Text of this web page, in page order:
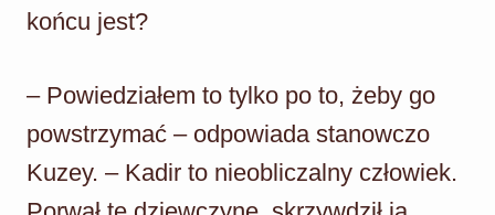
końcu jest?
– Powiedziałem to tylko po to, żeby go
powstrzymać – odpowiada stanowczo
Kuzey. – Kadir to nieobliczalny człowiek.